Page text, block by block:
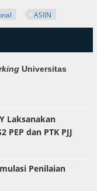
ASIIN
Universitas
Laksanakan
dan PTK PJJ
Penilaian